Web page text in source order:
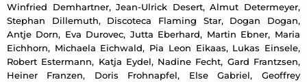
Winfried Demhartner, Jean-Ulrick Desert, Almut Determeyer,
Stephan Dillemuth, Discoteca Flaming Star, Dogan Dogan,
Antje Dorn, Eva Durovec, Jutta Eberhard, Martin Ebner, Maria
Eichhorn, Michaela Eichwald, Pia Leon Eikaas, Lukas Einsele,
Robert Estermann, Katja Eydel, Nadine Fecht, Gard Frantzsen,
Heiner Franzen, Doris Frohnapfel, Else Gabriel, Geoffrey